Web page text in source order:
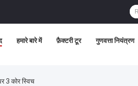
हमारे बारे में फ़ैक्टरी टूर गुणवत्ता नियंत्रण
3 कोर स्विच